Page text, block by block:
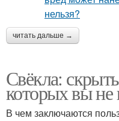
читать дальше →
Свёкла:
которых вы не
В чем заключаются